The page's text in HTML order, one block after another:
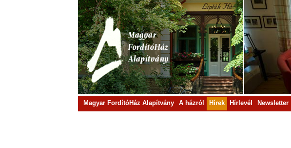
Magyar FordítóHáz Alapítvány A házról Hírek Hírlevél Newsletter